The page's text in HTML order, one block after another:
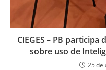
CIEGES – PB
sobre uso de
25 de